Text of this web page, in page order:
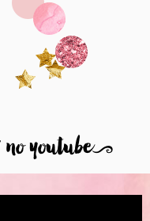
youtube9